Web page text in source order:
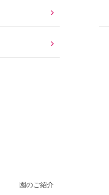
園のご紹介